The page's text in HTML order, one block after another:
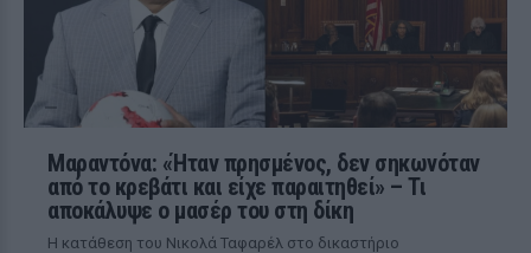
Μαραντόνα: «Ήταν πρησμένος, δεν σηκωνόταν
από το κρεβάτι και είχε παραιτηθεί» – Τι
αποκάλυψε ο μασέρ του στη δίκη
Η κατάθεση του Νικολά Ταφαρέλ στο δικαστήριο